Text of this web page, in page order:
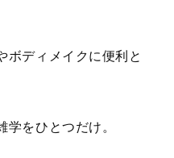
ボディメイクに便利と
学をひとつだけ。